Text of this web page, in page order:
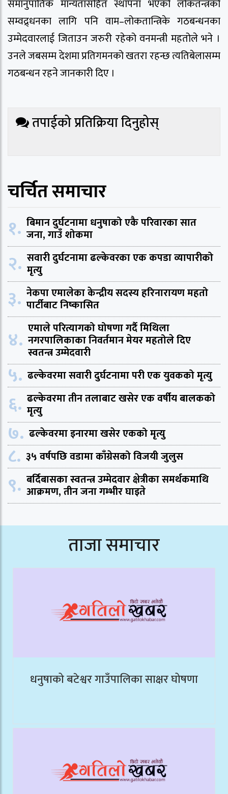
समानुपातिक मान्यतासहित स्थापना भएको लोकतन्त्रको
सम्वद्र्धनका लागि पनि वाम–लोकतान्त्रिके गठबन्धनका
उम्मेदवारलाई जिताउन जरुरी रहेको वनमन्त्री महतोले भने ।
उनले जबसम्म देशमा प्रतिगमनको खतरा रहन्छ त्यतिबेलासम्म
गठबन्धन रहने जानकारी दिए ।
तपाईको प्रतिक्रिया दिनुहोस्
चर्चित समाचार
१. बिमान दुर्घटनामा धनुषाको एकै परिवारका सात
जना, गाउँ शोकमा
२. सवारी दुर्घटनामा ढल्केवरका एक कपडा व्यापारीको
मृत्यु
३. नेकपा एमालेका केन्द्रीय सदस्य हरिनारायण महतो
पार्टीबाट निष्कासित
४. एमाले परित्यागको घोषणा गर्दै मिथिला
नगरपालिकाका निवर्तमान मेयर महतोले दिए
स्वतन्त्र उम्मेदवारी
५. ढल्केवरमा सवारी दुर्घटनामा परी एक युवकको मृत्यु
६. ढल्केवरमा तीन तलाबाट खसेर एक वर्षीय बालकको
मृत्यु
७. ढल्केवरमा इनारमा खसेर एकको मृत्यु
८. ३५ वर्षपछि वडामा काँग्रेसको विजयी जुलुस
९. बर्दिबासका स्वतन्त्र उम्मेदवार क्षेत्रीका समर्थकमाथि
आक्रमण, तीन जना गम्भीर घाइते
ताजा समाचार
धनुषाको बटेश्वर गाउँपालिका साक्षर घोषणा